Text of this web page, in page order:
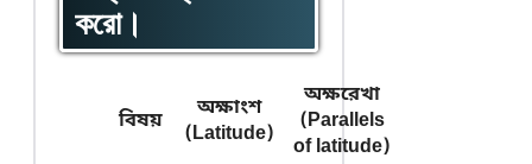
করো।
বিষয়
অক্ষাংশ
(Latitude)
অক্ষরেখা
(Parallels
of latitude)